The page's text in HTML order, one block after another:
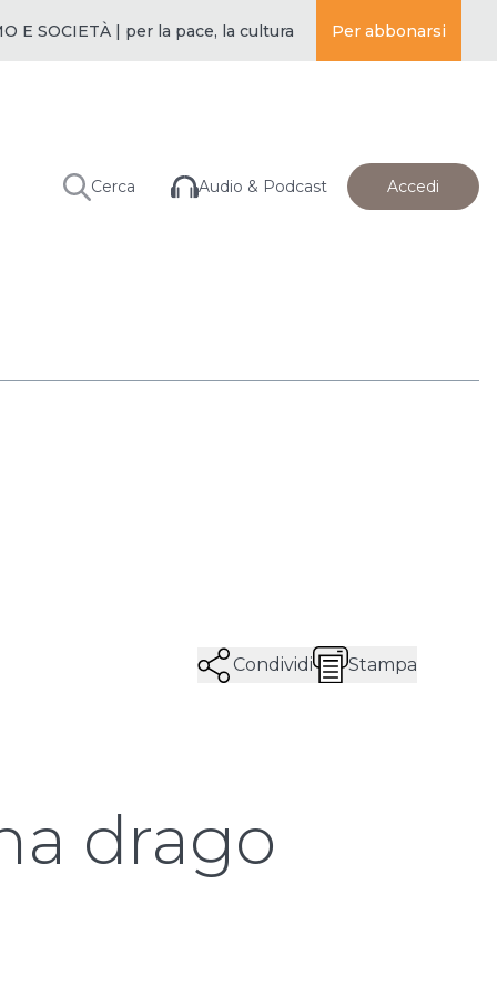
E SOCIETÀ | per la pace, la cultura e l’educazione ·
Per abbonarsi
Cerca Audio & Podcast Accedi
Condividi Stampa
drago